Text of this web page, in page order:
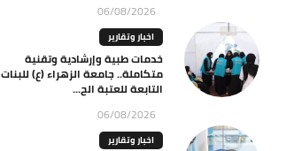
06/08/2026
اخبار وتقارير
خدمات طبية وإرشادية وتقنية
متكاملة.. جامعة الزهراء (ع) للبنات
التابعة للعتبة الح...
06/08/2026
اخبار وتقارير